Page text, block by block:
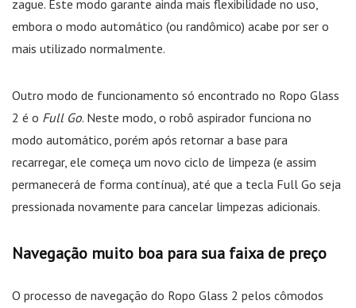
zague. Este modo garante ainda mais flexibilidade no uso,
embora o modo automático (ou randômico) acabe por ser o
mais utilizado normalmente.
Outro modo de funcionamento só encontrado no Ropo Glass
2 é o Full Go. Neste modo, o robô aspirador funciona no
modo automático, porém após retornar a base para
recarregar, ele começa um novo ciclo de limpeza (e assim
permanecerá de forma contínua), até que a tecla Full Go seja
pressionada novamente para cancelar limpezas adicionais.
Navegação muito boa para sua faixa de preço
O processo de navegação do Ropo Glass 2 pelos cômodos